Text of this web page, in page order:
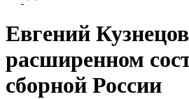
Евгений
расширенном
сборной России